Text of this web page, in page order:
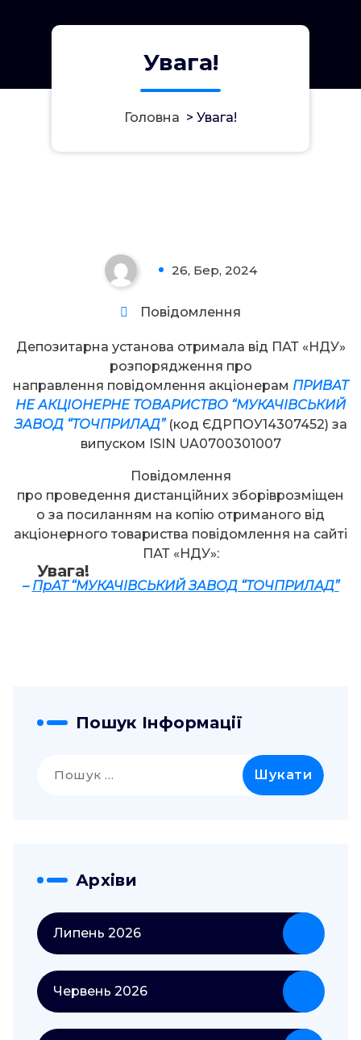
Увага!
Головна > Увага!
26, Бер, 2024
Повідомлення
Увага!
Депозитарна установа отримала від ПАТ «НДУ»
розпорядження про
направлення повідомлення акціонерам ПРИВАТ
НЕ АКЦІОНЕРНЕ ТОВАРИСТВО “МУКАЧІВСЬКИЙ
ЗАВОД “ТОЧПРИЛАД” (код ЄДРПОУ14307452) за
випуском ISIN UA0700301007
Повідомлення
про проведення дистанційних зборіврозміщен
о за посиланням на копію отриманого від
акціонерного товариства повідомлення на сайті
ПАТ «НДУ»:
– ПрАТ “МУКАЧІВСЬКИЙ ЗАВОД “ТОЧПРИЛАД”
Пошук Інформації
Архіви
Липень 2026
Червень 2026